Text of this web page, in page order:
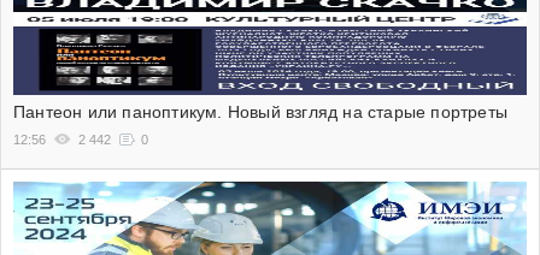
Пантеон или паноптикум. Новый взгляд на старые портреты
12:56 2 442 0